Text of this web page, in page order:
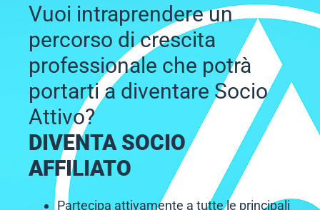
Vuoi intraprendere un
percorso di crescita
professionale che potrà
portarti a diventare Socio
Attivo?
DIVENTA SOCIO
AFFILIATO
Partecipa attivamente a tutte le principali